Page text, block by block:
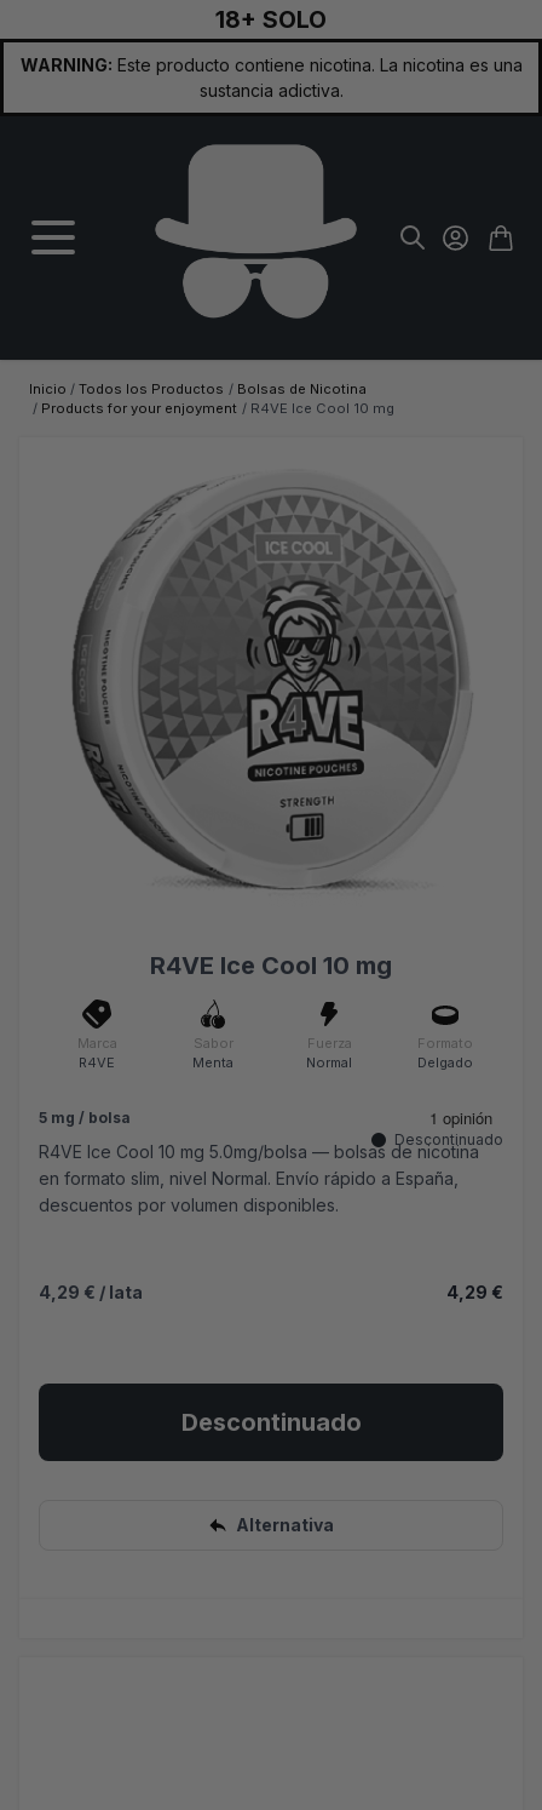
18+ SOLO
WARNING: Este producto contiene nicotina. La nicotina es una
sustancia adictiva.
Inicio / Todos los Productos / Bolsas de Nicotina
/ Products for your enjoyment / R4VE Ice Cool 10 mg
R4VE Ice Cool 10 mg
Marca
R4VE
Sabor
Menta
Fuerza
Normal
Formato
Delgado
5 mg / bolsa
R4VE Ice Cool 10 mg 5.0mg/bolsa — bolsas de nicotina
en formato slim, nivel Normal. Envío rápido a España,
descuentos por volumen disponibles.
Descontinuado
4,29 € / lata 4,29 €
Descontinuado
Alternativa